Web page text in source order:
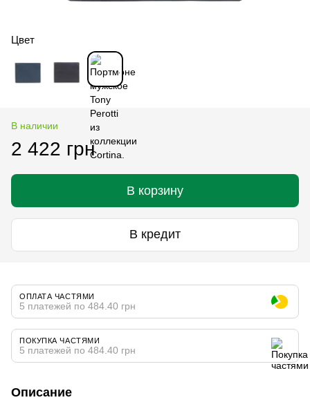
Цвет
В наличии
2 422 грн
В корзину
В кредит
ОПЛАТА ЧАСТЯМИ
5 платежей по 484.40 грн
ПОКУПКА ЧАСТЯМИ
5 платежей по 484.40 грн
Описание